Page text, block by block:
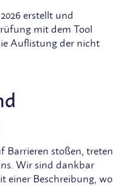
erstellt und
mit dem Tool
Auflistung der nicht
Barrieren stoßen, treten
Wir sind dankbar
einer Beschreibung, wo